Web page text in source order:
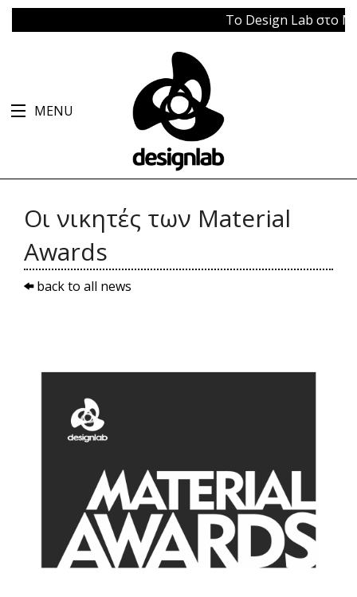
Το Design Lab στο
MENU
Οι νικητές των Material
Awards
back to all news